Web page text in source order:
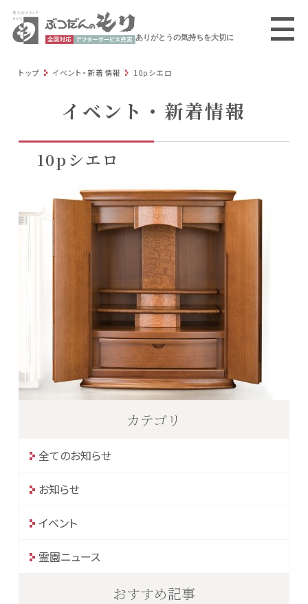
ありがとうの気持ちを大切に
トップ イベント・新着情報 10pシエロ
イベント・新着情報
10pシエロ
カテゴリ
全てのお知らせ
お知らせ
イベント
霊園ニュース
おすすめ記事